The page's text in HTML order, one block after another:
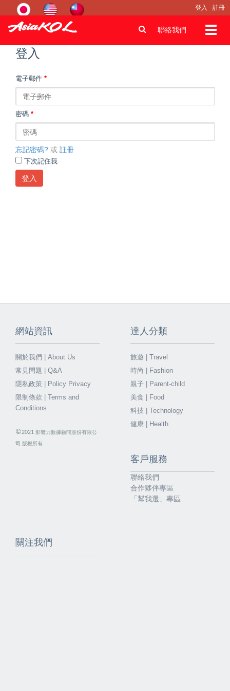
登入 註冊
聯絡我們
登入
電子郵件 *
密碼 *
忘記密碼? 或 註冊
下次記住我
登入
網站資訊
關於我們 | About Us
常見問題 | Q&A
隱私政策 | Policy Privacy
限制條款 | Terms and
Conditions
©2021 影響力數據顧問股份有限公
司.版權所有
達人分類
旅遊 | Travel
時尚 | Fashion
親子 | Parent-child
美食 | Food
科技 | Technology
健康 | Health
客戶服務
聯絡我們
合作夥伴專區
「幫我選」專區
關注我們